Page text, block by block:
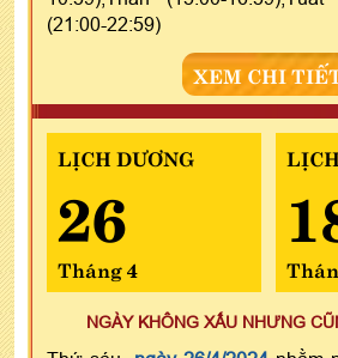
(21:00-22:59)
XEM CHI
LỊCH DƯƠNG
26
Tháng 4
NGÀY KHÔNG XẤU NHƯNG